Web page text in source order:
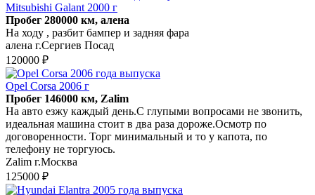
Mitsubishi Galant 2000 г
Пробег 280000 км, алена
На ходу , разбит бампер и задняя фара
алена г.Сергиев Посад
120000 ₽
Opel Corsa 2006 г
Пробег 146000 км, Zalim
На авто езжу каждый день.С глупыми вопросами не звонить,
идеальная машина стоит в два раза дороже.Осмотр по
договоренности. Торг минимальный и то у капота, по
телефону не торгуюсь.
Zalim г.Москва
125000 ₽